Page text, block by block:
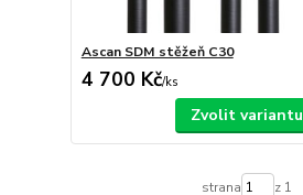
Ascan SDM stěžeň C30
4 700 Kč/ks
Zvolit variantu
strana z 1